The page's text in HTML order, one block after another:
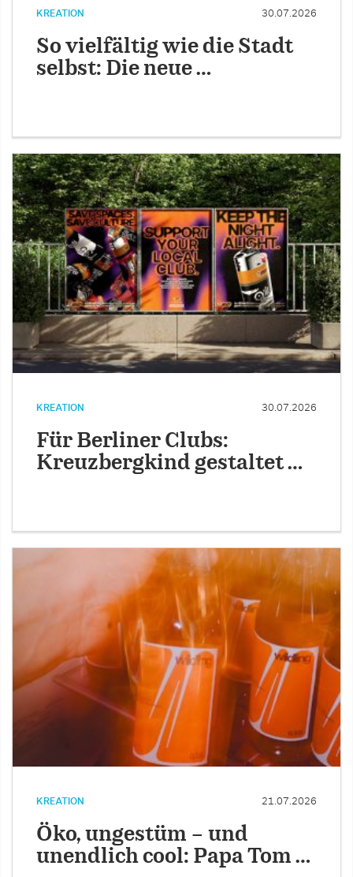
KREATION 30.07.2026
So vielfältig wie die Stadt
selbst: Die neue …
KREATION 30.07.2026
Für Berliner Clubs:
Kreuzbergkind gestaltet …
KREATION 21.07.2026
Öko, ungestüm – und
unendlich cool: Papa Tom …